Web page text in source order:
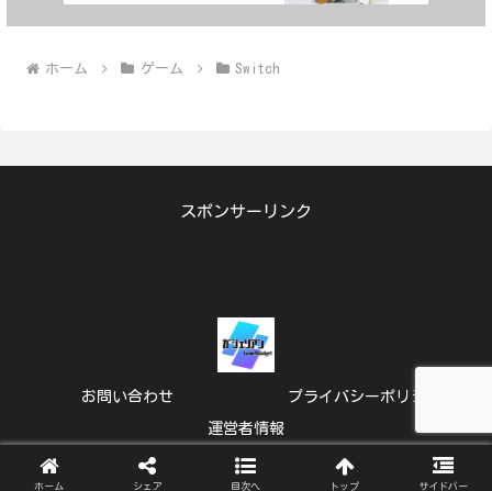
ホーム ゲーム Switch
スポンサーリンク
お問い合わせ プライバシーポリシー
運営者情報
© 2024 ガジェリアン.
ホーム シェア 目次へ トップ サイドバー